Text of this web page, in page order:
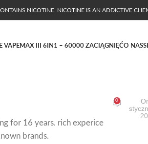
NICOTINE. NICOTINE IS AN ADDICTIVE
VAPEMAX III 6IN1 – 60000 ZACIĄGNIĘĆO NAS
for 16 years. rich experice
brands.
0